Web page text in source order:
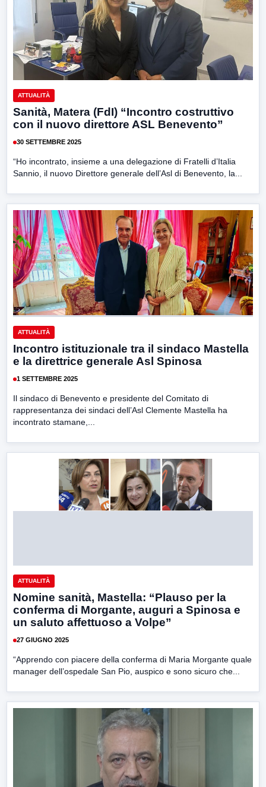
ATTUALITÀ
Sanità, Matera (FdI) “Incontro costruttivo
con il nuovo direttore ASL Benevento”
30 SETTEMBRE 2025
“Ho incontrato, insieme a una delegazione di Fratelli d’Italia
Sannio, il nuovo Direttore generale dell’Asl di Benevento, la...
ATTUALITÀ
Incontro istituzionale tra il sindaco Mastella
e la direttrice generale Asl Spinosa
1 SETTEMBRE 2025
Il sindaco di Benevento e presidente del Comitato di
rappresentanza dei sindaci dell’Asl Clemente Mastella ha
incontrato stamane,...
ATTUALITÀ
Nomine sanità, Mastella: “Plauso per la
conferma di Morgante, auguri a Spinosa e
un saluto affettuoso a Volpe”
27 GIUGNO 2025
“Apprendo con piacere della conferma di Maria Morgante quale
manager dell’ospedale San Pio, auspico e sono sicuro che...